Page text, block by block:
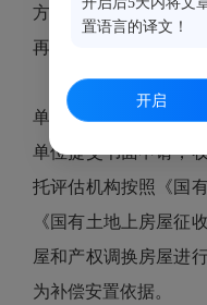
方式与征收实施单位
再对被征收房屋和产
若被征收人拒绝按
单位协商签订房屋补
单位提交书面申请，
托评估机构按照《国
《国有土地上房屋征
屋和产权调换房屋进
为补偿安置依据。
置语言的译文！
开启